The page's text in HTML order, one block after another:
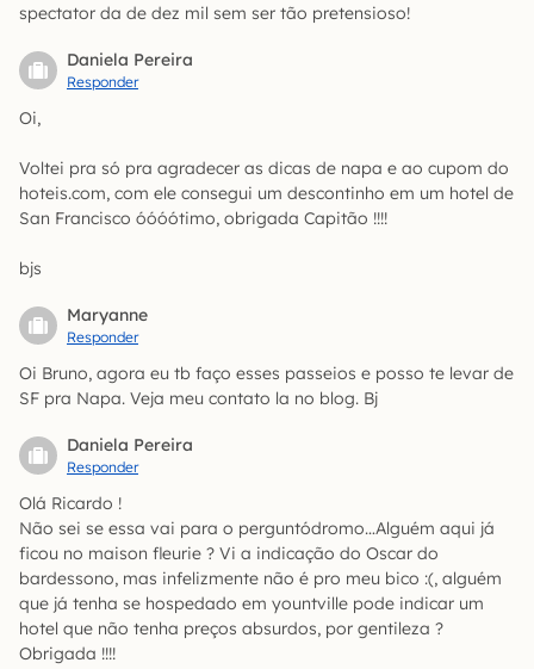
spectator da de dez mil sem ser tão pretensioso!
Daniela Pereira
Responder
Oi,
Voltei pra só pra agradecer as dicas de napa e ao cupom do
hoteis.com, com ele consegui um descontinho em um hotel de
San Francisco óóóótimo, obrigada Capitão !!!!
bjs
Maryanne
Responder
Oi Bruno, agora eu tb faço esses passeios e posso te levar de
SF pra Napa. Veja meu contato la no blog. Bj
Daniela Pereira
Responder
Olá Ricardo !
Não sei se essa vai para o perguntódromo…Alguém aqui já
ficou no maison fleurie ? Vi a indicação do Oscar do
bardessono, mas infelizmente não é pro meu bico :(, alguém
que já tenha se hospedado em yountville pode indicar um
hotel que não tenha preços absurdos, por gentileza ?
Obrigada !!!!